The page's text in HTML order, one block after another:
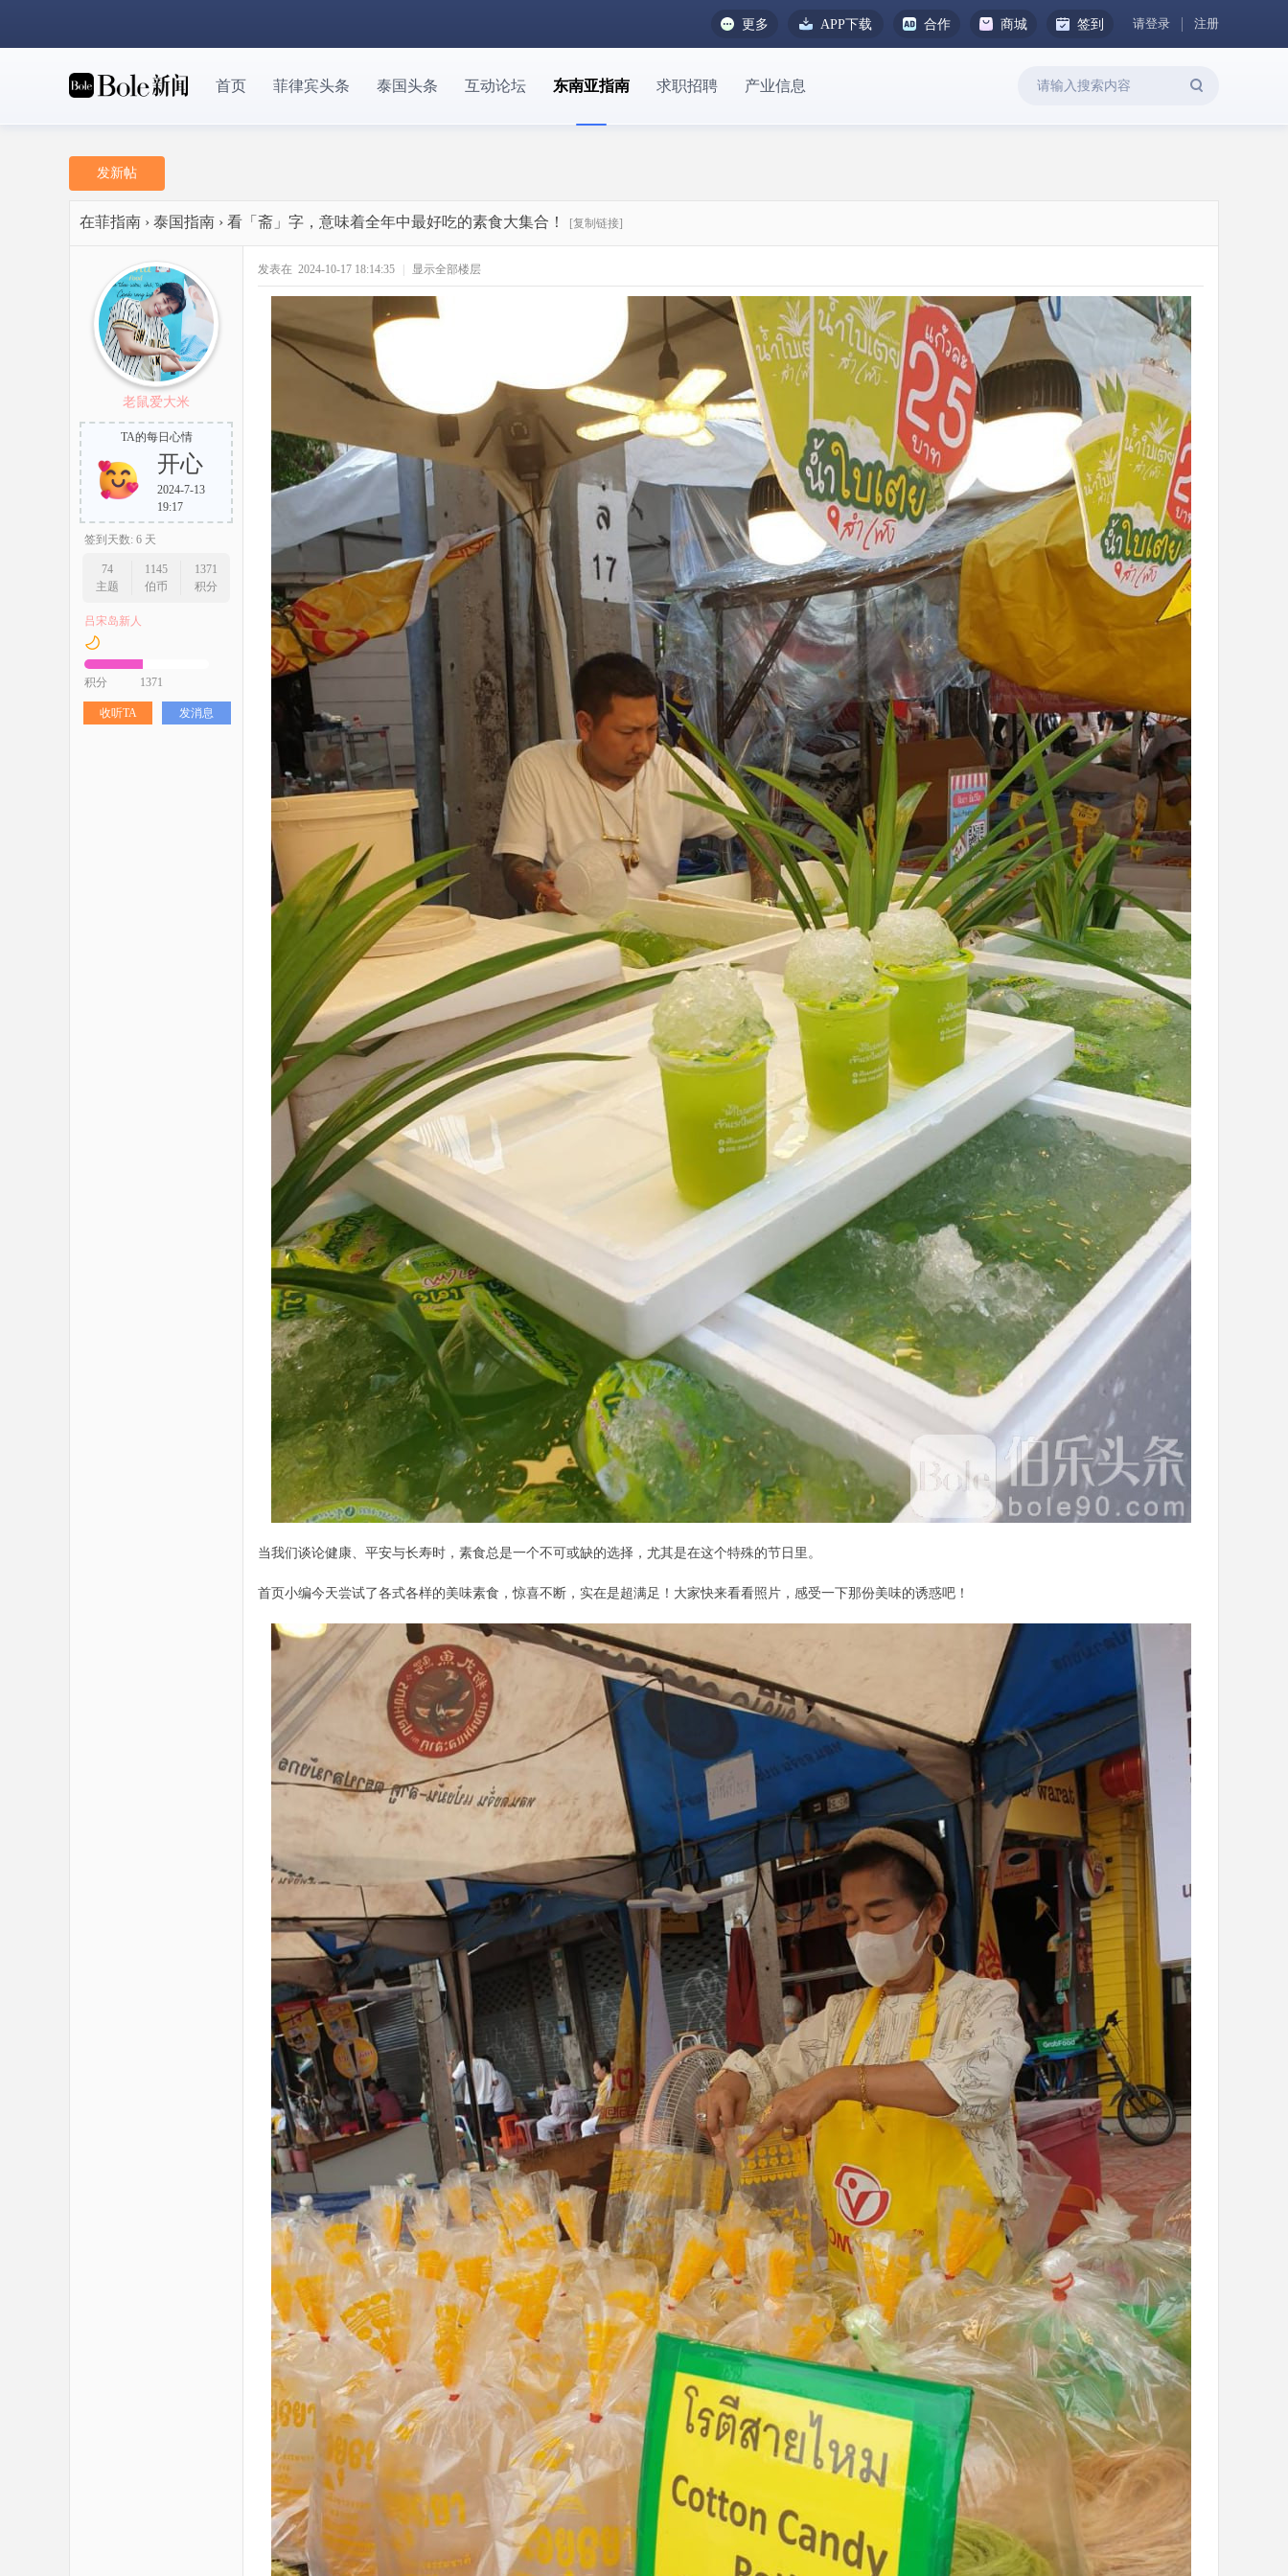
更多 APP下载 合作 商城 签到 请登录 注册
首页 菲律宾头条 泰国头条 互动论坛 东南亚指南 求职招聘 产业信息
发新帖
在菲指南 › 泰国指南 › 看「斋」字，意味着全年中最好吃的素食大集合！ [复制链接]
老鼠爱大米
TA的每日心情
开心
2024-7-13
19:17
签到天数: 6 天
74
主题
1145
伯币
1371
积分
吕宋岛新人
积分 1371
收听TA 发消息
发表在 2024-10-17 18:14:35 显示全部楼层
当我们谈论健康、平安与长寿时，素食总是一个不可或缺的选择，尤其是在这个特殊的节日里。
首页小编今天尝试了各式各样的美味素食，惊喜不断，实在是超满足！大家快来看看照片，感受一下那份美味的诱惑吧！